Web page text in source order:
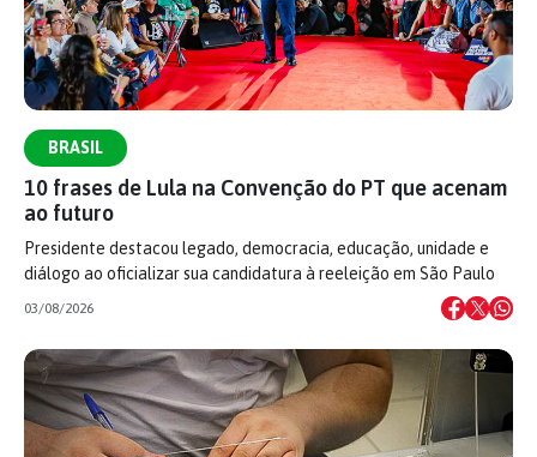
BRASIL
10 frases de Lula na Convenção do PT que acenam
ao futuro
Presidente destacou legado, democracia, educação, unidade e
diálogo ao oficializar sua candidatura à reeleição em São Paulo
03/08/2026